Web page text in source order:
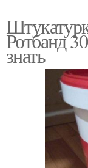
Ротбанд
знать